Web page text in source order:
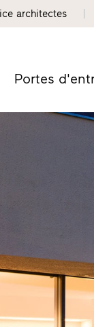
architectes
Portes